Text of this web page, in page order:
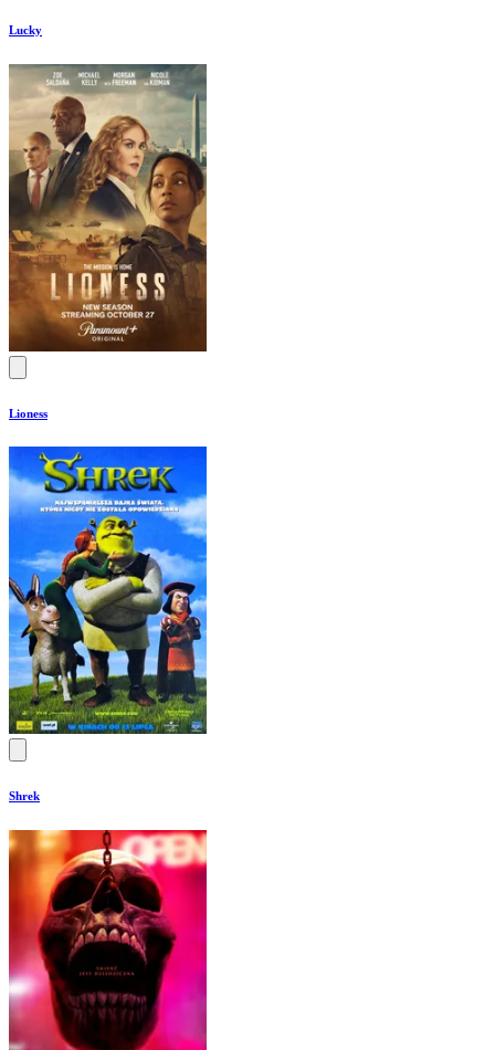
Lucky
Lioness
Shrek